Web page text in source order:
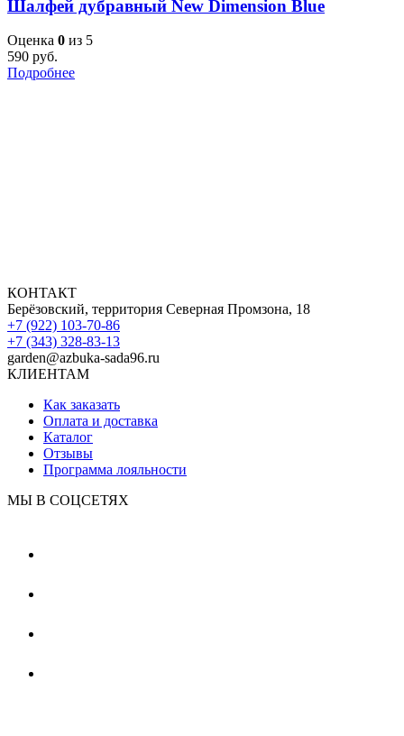
Шалфей дубравный New Dimension Blue
Оценка 0 из 5
590 руб.
Подробнее
КОНТАКТ
Берёзовский, территория Северная Промзона, 18
+7 (922) 103-70-86
+7 (343) 328-83-13
garden@azbuka-sada96.ru
КЛИЕНТАМ
Как заказать
Оплата и доставка
Каталог
Отзывы
Программа лояльности
МЫ В СОЦСЕТЯХ